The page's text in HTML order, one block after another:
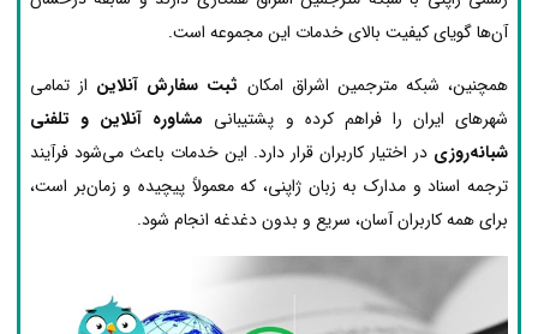
آن‌ها گویای کیفیت بالای خدمات این مجموعه است.
همچنین، شبکه مترجمین اشراق امکان ثبت سفارش آنلاین از تمامی
شهرهای ایران را فراهم کرده و پشتیبانی مشاوره آنلاین و تلفنی
شبانه‌روزی در اختیار کاربران قرار دارد. این خدمات باعث می‌شود فرآیند
ترجمه اسناد و مدارک به زبان ژاپنی، که معمولاً پیچیده و زمان‌بر است،
برای همه کاربران آسان، سریع و بدون دغدغه انجام شود.